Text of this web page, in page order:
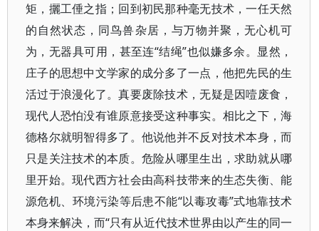
矩，攦工倕之指；回到初民那种毫无技术，一任天然
的自然状态，同鸟兽杂居，与万物并聚，无心机可
为，无器具可用，甚至连“结绳”也似嫌多余。显然，
庄子的思想中文学家的成分多了一点，他把先民的生
活过于浪漫化了。真要废除技术，无疑是因噎废食，
现代人恐怕没有谁原意接受这种事实。相比之下，海
德格尔就明智得多了。他说他并不反对技术本身，而
只是关注技术的本质。危险从哪里生出，求助就从哪
里开始。现代西方社会由高科技带来的生态失衡、能
源危机、环境污染等后患不能“以毒攻毒”式地靠技术
本身来解决，而“只有从近代技术世界由以产生的同一